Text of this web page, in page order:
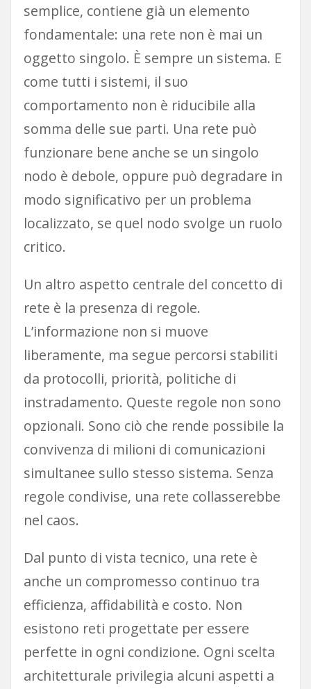
semplice, contiene già un elemento
fondamentale: una rete non è mai un
oggetto singolo. È sempre un sistema. E
come tutti i sistemi, il suo
comportamento non è riducibile alla
somma delle sue parti. Una rete può
funzionare bene anche se un singolo
nodo è debole, oppure può degradare in
modo significativo per un problema
localizzato, se quel nodo svolge un ruolo
critico.
Un altro aspetto centrale del concetto di
rete è la presenza di regole.
L’informazione non si muove
liberamente, ma segue percorsi stabiliti
da protocolli, priorità, politiche di
instradamento. Queste regole non sono
opzionali. Sono ciò che rende possibile la
convivenza di milioni di comunicazioni
simultanee sullo stesso sistema. Senza
regole condivise, una rete collasserebbe
nel caos.
Dal punto di vista tecnico, una rete è
anche un compromesso continuo tra
efficienza, affidabilità e costo. Non
esistono reti progettate per essere
perfette in ogni condizione. Ogni scelta
architetturale privilegia alcuni aspetti a